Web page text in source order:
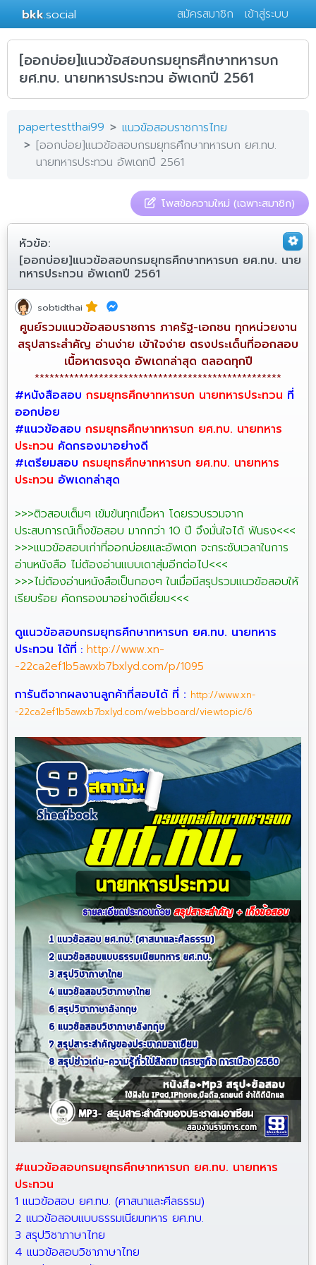
bkk.social สมัครสมาชิก เข้าสู่ระบบ
[ออกบ่อย]แนวข้อสอบกรมยุทธศึกษาทหารบก
ยศ.ทบ. นายทหารประทวน อัพเดทปี 2561
papertestthai99
แนวข้อสอบราชการไทย
[ออกบ่อย]แนวข้อสอบกรมยุทธศึกษาทหารบก ยศ.ทบ.
นายทหารประทวน อัพเดทปี 2561
โพสข้อความใหม่ (เฉพาะสมาชิก)
หัวข้อ:
[ออกบ่อย]แนวข้อสอบกรมยุทธศึกษาทหารบก ยศ.ทบ. นาย
ทหารประทวน อัพเดทปี 2561
sobtidthai
ศูนย์รวมแนวข้อสอบราชการ ภาครัฐ-เอกชน ทุกหน่วยงาน
สรุปสาระสำคัญ อ่านง่าย เข้าใจง่าย ตรงประเด็นที่ออกสอบ
เนื้อหาตรงจุด อัพเดทล่าสุด ตลอดทุกปี
**************************************************
#หนังสือสอบ กรมยุทธศึกษาทหารบก นายทหารประทวน ที่
ออกบ่อย
#แนวข้อสอบ กรมยุทธศึกษาทหารบก ยศ.ทบ. นายทหาร
ประทวน คัดกรองมาอย่างดี
#เตรียมสอบ กรมยุทธศึกษาทหารบก ยศ.ทบ. นายทหาร
ประทวน อัพเดทล่าสุด
>>>ติวสอบเต็มๆ เข้มข้นทุกเนื้อหา โดยรวบรวมจาก
ประสบการณ์เก็งข้อสอบ มากกว่า 10 ปี จึงมั่นใจได้ ฟันธง<<<
>>>เเนวข้อสอบเก่าที่ออกบ่อยและอัพเดท จะกระชับเวลาในการ
อ่านหนังสือ ไม่ต้องอ่านเเบบเดาสุ่มอีกต่อไป<<<
>>>ไม่ต้องอ่านหนังสือเป็นกองๆ ในเมื่อมีสรุปรวมเเนวข้อสอบให้
เรียบร้อย คัดกรองมาอย่างดีเยี่ยม<<<
ดูแนวข้อสอบกรมยุทธศึกษาทหารบก ยศ.ทบ. นายทหาร
ประทวน ได้ที่ : http://www.xn-
-22ca2ef1b5awxb7bxlyd.com/p/1095
การันตีจากผลงานลูกค้าที่สอบได้ ที่ : http://www.xn-
-22ca2ef1b5awxb7bxlyd.com/webboard/viewtopic/6
#แนวข้อสอบกรมยุทธศึกษาทหารบก ยศ.ทบ. นายทหาร
ประทวน
1 แนวข้อสอบ ยศ.ทบ. (ศาสนาและศีลธรรม)
2 แนวข้อสอบแบบธรรมเนียมทหาร ยศ.ทบ.
3 สรุปวิชาภาษาไทย
4 แนวข้อสอบวิชาภาษาไทย